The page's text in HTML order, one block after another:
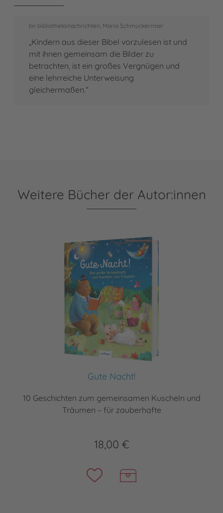
bn bibliotheksnachrichten, Maria Schmuckermair
„Kindern aus dieser Bibel vorzulesen ist und
mit ihnen gemeinsam die Bilder zu
betrachten, ist ein großes Vergnügen und
eine lehrreiche Unterweisung
gleichermaßen.“
Weitere Bücher der Autor:innen
Gute Nacht!
10 Geschichten zum gemeinsamen Kuscheln und
Träumen – für zauberhafte
18,00 €